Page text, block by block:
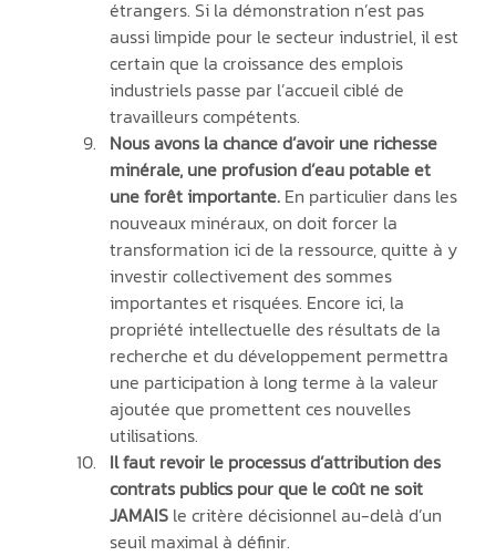
étrangers. Si la démonstration n’est pas
aussi limpide pour le secteur industriel, il est
certain que la croissance des emplois
industriels passe par l’accueil ciblé de
travailleurs compétents.
Nous avons la chance d’avoir une richesse
minérale, une profusion d’eau potable et
une forêt importante. En particulier dans les
nouveaux minéraux, on doit forcer la
transformation ici de la ressource, quitte à y
investir collectivement des sommes
importantes et risquées. Encore ici, la
propriété intellectuelle des résultats de la
recherche et du développement permettra
une participation à long terme à la valeur
ajoutée que promettent ces nouvelles
utilisations.
Il faut revoir le processus d’attribution des
contrats publics pour que le coût ne soit
JAMAIS le critère décisionnel au-delà d’un
seuil maximal à définir.